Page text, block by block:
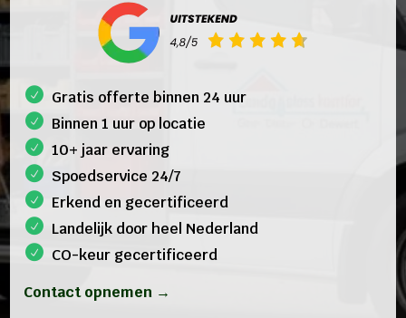
Gratis offerte binnen 24 uur
Binnen 1 uur op locatie
10+ jaar ervaring
Spoedservice 24/7
Erkend en gecertificeerd
Landelijk door heel Nederland
CO-keur gecertificeerd
Contact opnemen →